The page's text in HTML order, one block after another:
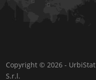
Copyright © 2026 - UrbiStat
S.r.l.